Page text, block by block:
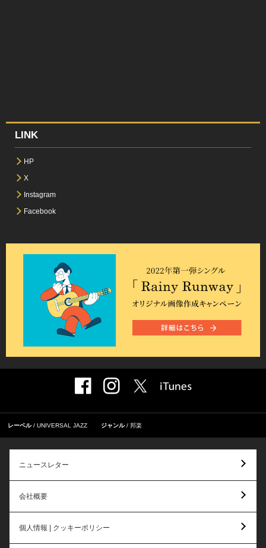
LINK
HP
X
Instagram
Facebook
レーベル UNIVERSAL JAZZ ジャンル 邦楽
ニュースレター
会社概要
個人情報 | クッキーポリシー